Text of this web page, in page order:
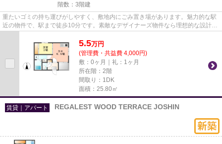
階数：3階建
重たいゴミの持ち運びがしやすく、敷地内にごみ置き場があります。魅力的な駅
近の物件で、駅まで徒歩10分です。素敵なデザイナーズ物件なら理想的な設計が
5.5万円
(管理費・共益費 4,000円)
敷：0ヶ月｜礼：1ヶ月
所在階：2階
間取り：1DK
面積：25.80㎡
賃貸｜アパート REGALEST WOOD TERRACE JOSHIN